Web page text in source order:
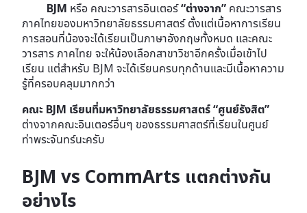
BJM หรือ คณะวารสารอินเตอร์“ต่างจาก” คณะวารสาร
ภาคไทยของมหาวิทยาลัยธรรมศาสตร์ ตั้งแต่เนื้อหาการเรียน
การสอนที่น้องจะได้เรียนเป็นภาษาอังกฤษทั้งหมด และคณะ
วารสาร ภาคไทย จะให้น้องเลือกสาขาวิชาอีกครั้งเมื่อเข้าไป
เรียน แต่สำหรับ BJM จะได้เรียนครบทุกด้านและมีเนื้อหาความ
รู้ที่ครอบคลุมมากกว่า
คณะ BJM เรียนที่มหาวิทยาลัยธรรมศาสตร์ “ศูนย์รังสิต”
ต่างจากคณะอินเตอร์อื่นๆ ของธรรมศาสตร์ที่เรียนในศูนย์
ท่าพระจันทร์นะครับ
BJM vs CommArts แตกต่างกัน
อย่างไร